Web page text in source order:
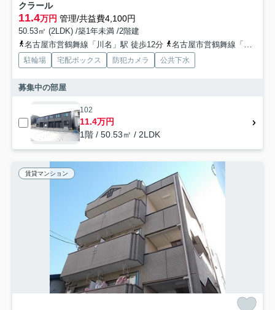
クラール
11.4万円 管理/共益費4,100円
50.53㎡ (2LDK) /築1年未満 /2階建
名古屋市営鶴舞線「川名」駅 徒歩12分
名古屋市営鶴舞線「御器所」駅 徒歩24分
駐輪場 宅配ボックス 防犯カメラ 公共下水
募集中の部屋
102
11.4万円
1階 / 50.53㎡ / 2LDK
賃貸マンション